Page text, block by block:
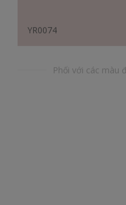
Phối với các màu